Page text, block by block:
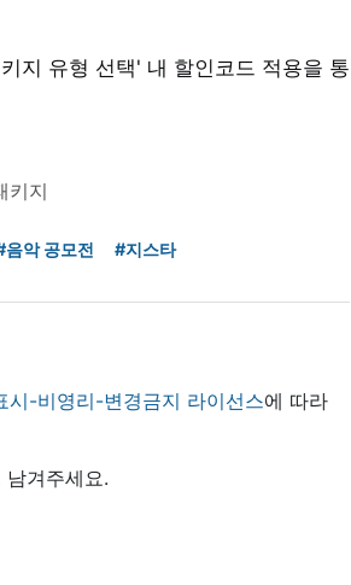
지 유형 선택' 내 할인코드 적용을 통
키지
음악 공모전 #지스타
-비영리-변경금지 라이선스에 따라
겨주세요.